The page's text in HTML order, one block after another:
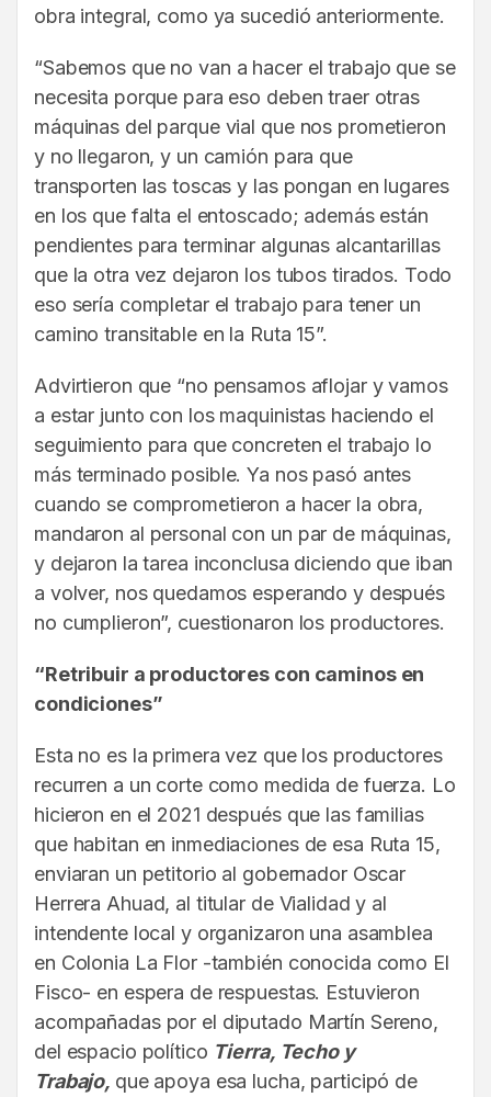
obra integral, como ya sucedió anteriormente.
“Sabemos que no van a hacer el trabajo que se
necesita porque para eso deben traer otras
máquinas del parque vial que nos prometieron
y no llegaron, y un camión para que
transporten las toscas y las pongan en lugares
en los que falta el entoscado; además están
pendientes para terminar algunas alcantarillas
que la otra vez dejaron los tubos tirados. Todo
eso sería completar el trabajo para tener un
camino transitable en la Ruta 15”.
Advirtieron que “no pensamos aflojar y vamos
a estar junto con los maquinistas haciendo el
seguimiento para que concreten el trabajo lo
más terminado posible. Ya nos pasó antes
cuando se comprometieron a hacer la obra,
mandaron al personal con un par de máquinas,
y dejaron la tarea inconclusa diciendo que iban
a volver, nos quedamos esperando y después
no cumplieron”, cuestionaron los productores.
“Retribuir a productores con caminos en
condiciones”
Esta no es la primera vez que los productores
recurren a un corte como medida de fuerza. Lo
hicieron en el 2021 después que las familias
que habitan en inmediaciones de esa Ruta 15,
enviaran un petitorio al gobernador Oscar
Herrera Ahuad, al titular de Vialidad y al
intendente local y organizaron una asamblea
en Colonia La Flor -también conocida como El
Fisco- en espera de respuestas. Estuvieron
acompañadas por el diputado Martín Sereno,
del espacio político Tierra, Techo y
Trabajo, que apoya esa lucha, participó de